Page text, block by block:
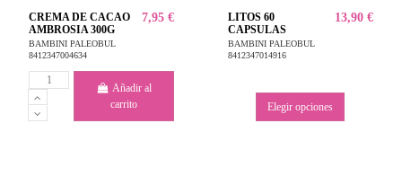
CREMA DE CACAO
AMBROSIA 300G
BAMBINI PALEOBUL
8412347004634
7,95 €
Añadir al
carrito
LITOS 60
CAPSULAS
BAMBINI PALEOBUL
8412347014916
13,90 €
Elegir opciones